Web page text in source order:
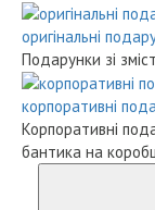
оригінальні
Подарунки зі
корпоративні
Корпоративні
бантика на